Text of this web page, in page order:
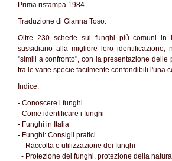
Prima ristampa 1984
Traduzione di Gianna Toso.
Oltre 230 schede sui funghi più comuni in
sussidiario alla migliore loro identificazione,
"simili a confronto", con la presentazione delle
tra le varie specie facilmente confondibili l'una
Indice:
- Conoscere i funghi
- Come identificare i funghi
- Funghi in Italia
- Funghi: Consigli pratici
- Raccolta e utilizzazione dei funghi
- Protezione dei funghi, protezione della natura